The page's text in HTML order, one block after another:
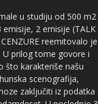
u studiju od 500 m2
emisije, 2 emisije (TALK
reemitovalo je
U prilog tome govore i
što karakteriše našu
scenografija,
zaključiti iz podatka